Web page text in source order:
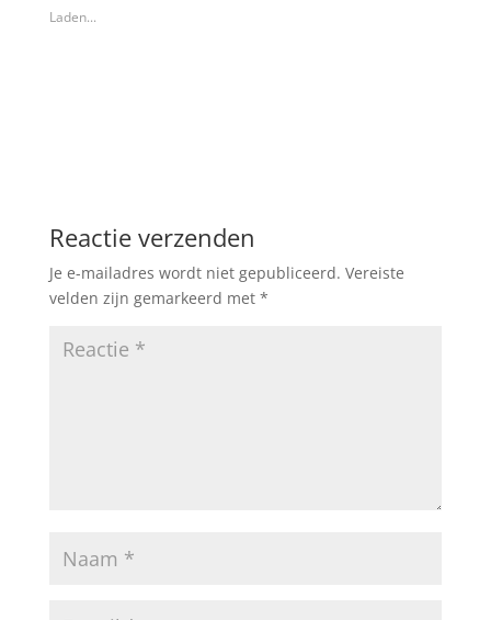
Laden...
Reactie verzenden
Je e-mailadres wordt niet gepubliceerd. Vereiste
velden zijn gemarkeerd met *